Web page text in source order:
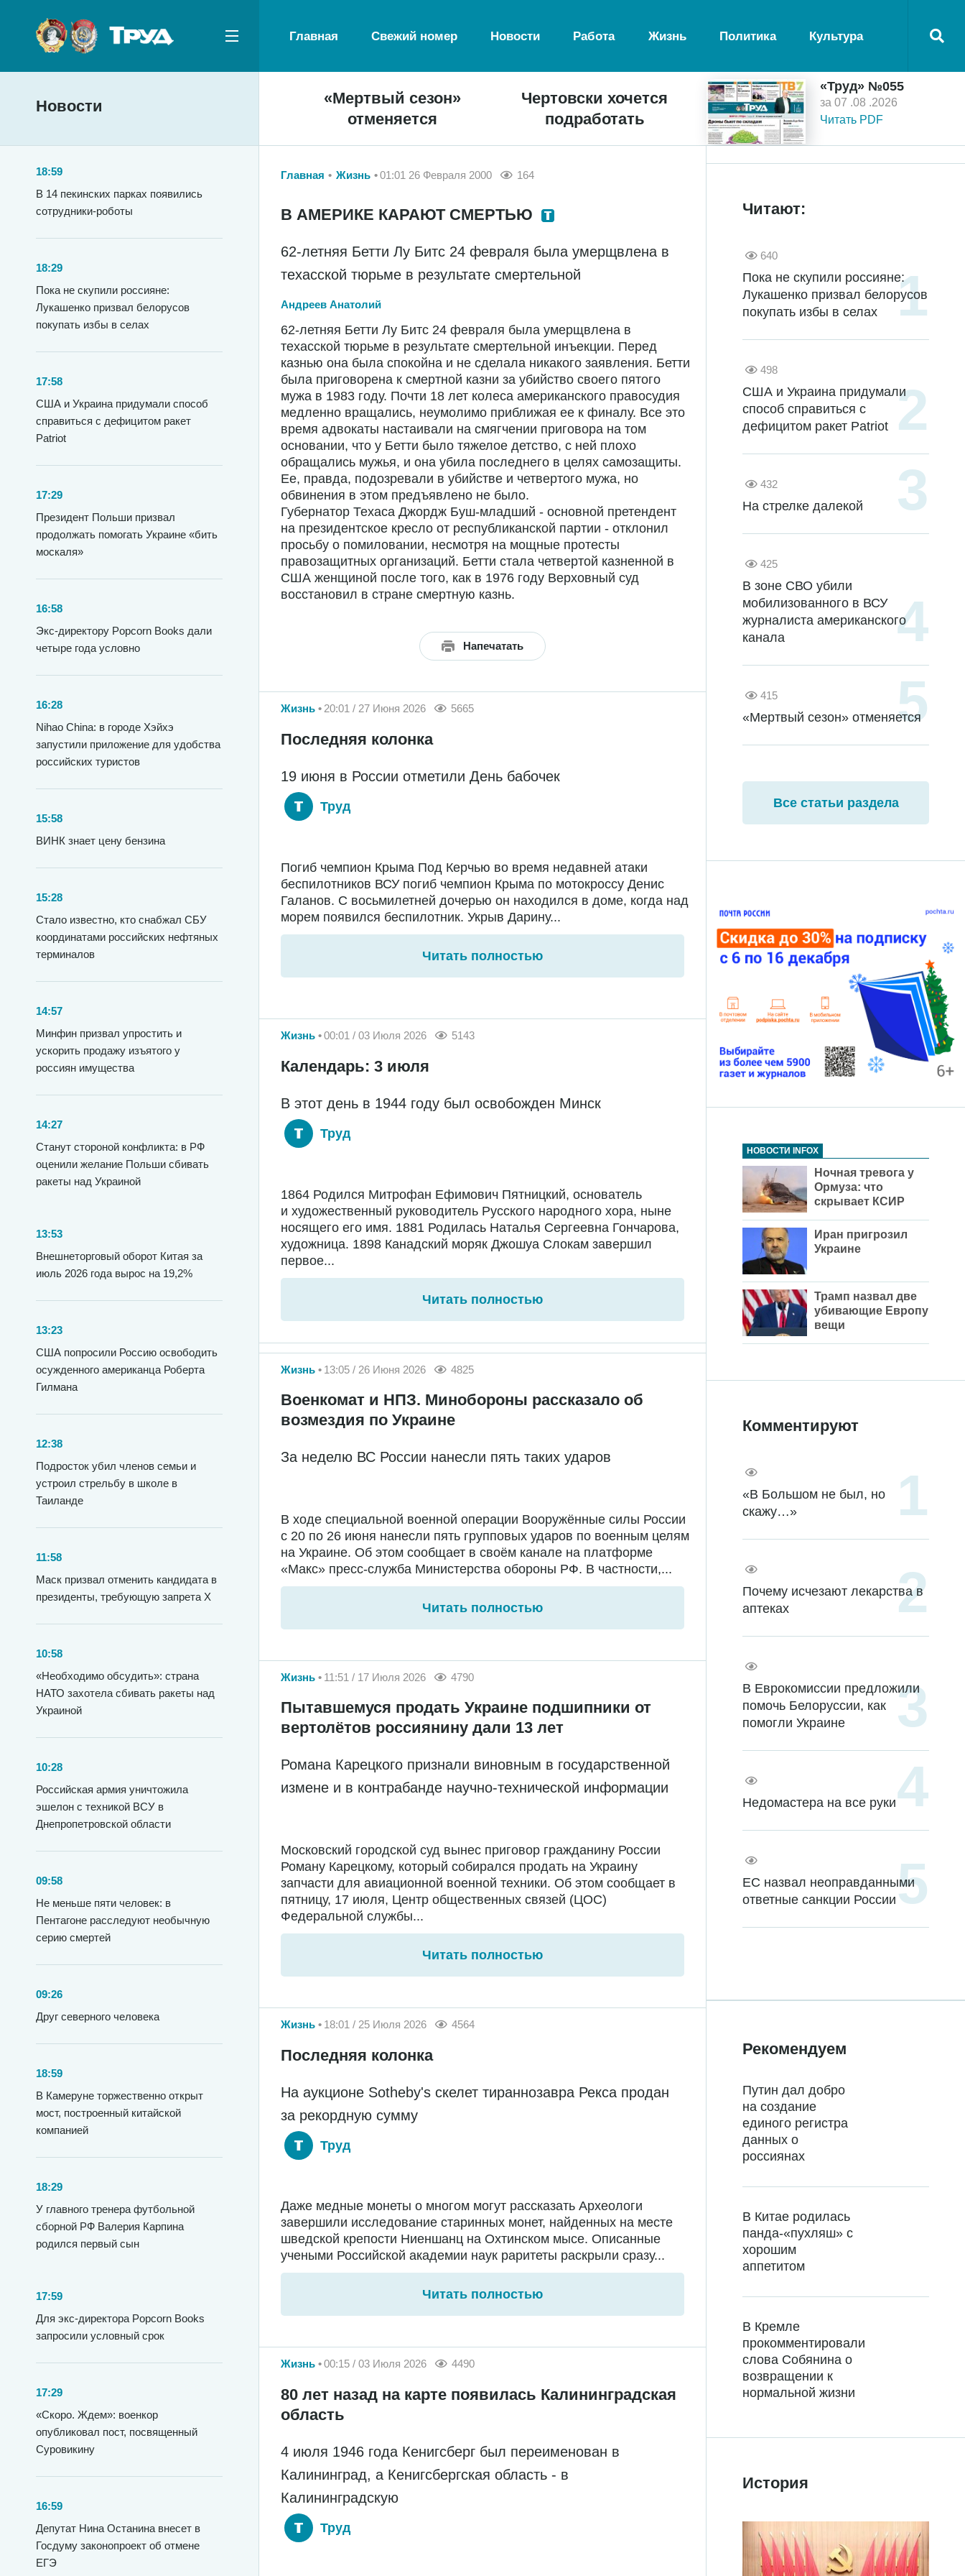
Главная Свежий номер Новости Работа Жизнь Политика Культура
Новости
«Мертвый сезон»
отменяется
Чертовски хочется
подработать
«Труд» №055
за 07 .08 .2026
Читать PDF
18:59
В 14 пекинских парках появились
сотрудники-роботы
18:29
Пока не скупили россияне:
Лукашенко призвал белорусов
покупать избы в селах
17:58
США и Украина придумали способ
справиться с дефицитом ракет
Patriot
17:29
Президент Польши призвал
продолжать помогать Украине «бить
москаля»
16:58
Экс-директору Popcorn Books дали
четыре года условно
16:28
Nihao China: в городе Хэйхэ
запустили приложение для удобства
российских туристов
15:58
ВИНК знает цену бензина
15:28
Стало известно, кто снабжал СБУ
координатами российских нефтяных
терминалов
14:57
Минфин призвал упростить и
ускорить продажу изъятого у
россиян имущества
14:27
Станут стороной конфликта: в РФ
оценили желание Польши сбивать
ракеты над Украиной
13:53
Внешнеторговый оборот Китая за
июль 2026 года вырос на 19,2%
13:23
США попросили Россию освободить
осужденного американца Роберта
Гилмана
12:38
Подросток убил членов семьи и
устроил стрельбу в школе в
Таиланде
11:58
Маск призвал отменить кандидата в
президенты, требующую запрета X
10:58
«Необходимо обсудить»: страна
НАТО захотела сбивать ракеты над
Украиной
10:28
Российская армия уничтожила
эшелон с техникой ВСУ в
Днепропетровской области
09:58
Не меньше пяти человек: в
Пентагоне расследуют необычную
серию смертей
09:26
Друг северного человека
18:59
В Камеруне торжественно открыт
мост, построенный китайской
компанией
18:29
У главного тренера футбольной
сборной РФ Валерия Карпина
родился первый сын
17:59
Для экс-директора Popcorn Books
запросили условный срок
17:29
«Скоро. Ждем»: военкор
опубликовал пост, посвященный
Суровикину
16:59
Депутат Нина Останина внесет в
Госдуму законопроект об отмене
ЕГЭ
Главная Жизнь 01:01 26 Февраля 2000 164
В АМЕРИКЕ КАРАЮТ СМЕРТЬЮ
62-летняя Бетти Лу Битс 24 февраля была умерщвлена в
техасской тюрьме в результате смертельной
Андреев Анатолий
62-летняя Бетти Лу Битс 24 февраля была умерщвлена в
техасской тюрьме в результате смертельной инъекции. Перед
казнью она была спокойна и не сделала никакого заявления. Бетти
была приговорена к смертной казни за убийство своего пятого
мужа в 1983 году. Почти 18 лет колеса американского правосудия
медленно вращались, неумолимо приближая ее к финалу. Все это
время адвокаты настаивали на смягчении приговора на том
основании, что у Бетти было тяжелое детство, с ней плохо
обращались мужья, и она убила последнего в целях самозащиты.
Ее, правда, подозревали в убийстве и четвертого мужа, но
обвинения в этом предъявлено не было.
Губернатор Техаса Джордж Буш-младший - основной претендент
на президентское кресло от республиканской партии - отклонил
просьбу о помиловании, несмотря на мощные протесты
правозащитных организаций. Бетти стала четвертой казненной в
США женщиной после того, как в 1976 году Верховный суд
восстановил в стране смертную казнь.
Напечатать
Жизнь 20:01 / 27 Июня 2026 5665
Последняя колонка
19 июня в России отметили День бабочек
Труд
Погиб чемпион Крыма Под Керчью во время недавней атаки
беспилотников ВСУ погиб чемпион Крыма по мотокроссу Денис
Галанов. С восьмилетней дочерью он находился в доме, когда над
морем появился беспилотник. Укрыв Дарину...
Читать полностью
Жизнь 00:01 / 03 Июля 2026 5143
Календарь: 3 июля
В этот день в 1944 году был освобожден Минск
Труд
1864 Родился Митрофан Ефимович Пятницкий, основатель
и художественный руководитель Русского народного хора, ныне
носящего его имя. 1881 Родилась Наталья Сергеевна Гончарова,
художница. 1898 Канадский моряк Джошуа Слокам завершил
первое...
Читать полностью
Жизнь 13:05 / 26 Июня 2026 4825
Военкомат и НПЗ. Минобороны рассказало об
возмездия по Украине
За неделю ВС России нанесли пять таких ударов
В ходе специальной военной операции Вооружённые силы России
с 20 по 26 июня нанесли пять групповых ударов по военным целям
на Украине. Об этом сообщает в своём канале на платформе
«Макс» пресс-служба Министерства обороны РФ. В частности,...
Читать полностью
Жизнь 11:51 / 17 Июля 2026 4790
Пытавшемуся продать Украине подшипники от
вертолётов россиянину дали 13 лет
Романа Карецкого признали виновным в государственной
измене и в контрабанде научно-технической информации
Московский городской суд вынес приговор гражданину России
Роману Карецкому, который собирался продать на Украину
запчасти для авиационной военной техники. Об этом сообщает в
пятницу, 17 июля, Центр общественных связей (ЦОС)
Федеральной службы...
Читать полностью
Жизнь 18:01 / 25 Июля 2026 4564
Последняя колонка
На аукционе Sotheby's скелет тираннозавра Рекса продан
за рекордную сумму
Труд
Даже медные монеты о многом могут рассказать Археологи
завершили исследование старинных монет, найденных на месте
шведской крепости Ниеншанц на Охтинском мысе. Описанные
учеными Российской академии наук раритеты раскрыли сразу...
Читать полностью
Жизнь 00:15 / 03 Июля 2026 4490
80 лет назад на карте появилась Калининградская
область
4 июля 1946 года Кенигсберг был переименован в
Калининград, а Кенигсбергская область - в
Калининградскую
Труд
Читают:
640
Пока не скупили россияне:
Лукашенко призвал белорусов
покупать избы в селах
498
США и Украина придумали
способ справиться с
дефицитом ракет Patriot
432
На стрелке далекой
425
В зоне СВО убили
мобилизованного в ВСУ
журналиста американского
канала
415
«Мертвый сезон» отменяется
Все статьи раздела
НОВОСТИ INFOX
Ночная тревога у
Ормуза: что
скрывает КСИР
Иран пригрозил
Украине
Трамп назвал две
убивающие Европу
вещи
Комментируют
«В Большом не был, но
скажу…»
Почему исчезают лекарства в
аптеках
В Еврокомиссии предложили
помочь Белоруссии, как
помогли Украине
Недомастера на все руки
ЕС назвал неоправданными
ответные санкции России
Рекомендуем
Путин дал добро
на создание
единого регистра
данных о
россиянах
В Китае родилась
панда-«пухляш» с
хорошим
аппетитом
В Кремле
прокомментировали
слова Собянина о
возвращении к
нормальной жизни
История